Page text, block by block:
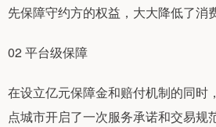
先保障守约方的权益，大大降低了消
02 平台级保障
在设立亿元保障金和赔付机制的同时
点城市开启了一次服务承诺和交易规